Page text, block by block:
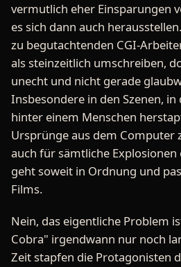
vermutlich eher Einsparungen
es sich dann auch
zu begutachtenden CGI-
als steinzeitlich umschreiben,
unecht und nicht gerade
Insbesondere in den Szenen,
hinter einem Menschen
Ursprünge aus dem Computer
auch für sämtliche Explosionen
geht soweit in Ordnung und
Films.
Nein, das eigentliche Problem
Cobra" irgendwann nur noch
Zeit stapfen die Protagonisten